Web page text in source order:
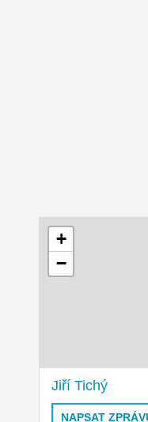
+
−
Jiří Tichý
NAPSAT